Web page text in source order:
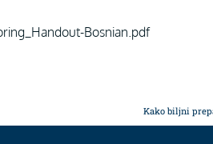
Bosnian.pdf
Kako biljni